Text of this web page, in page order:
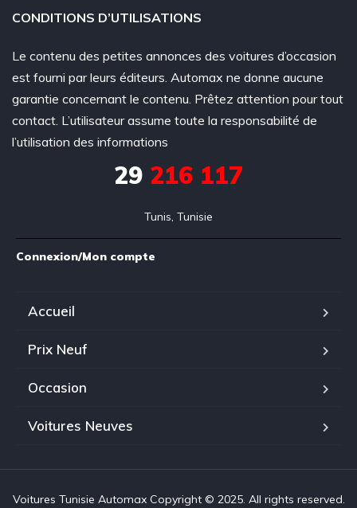
CONDITIONS D’UTILISATIONS
Le contenu des petites annonces des voitures d’occasion
est fourni par leurs éditeurs. Automax ne donne aucune
garantie concernant le contenu. Prêtez attention pour tout
contact. L’utilisateur assume toute la responsabilité de
l’utilisation des informations
29 216 117
Tunis, Tunisie
Connexion/Mon compte
Accueil
Prix Neuf
Occasion
Voitures Neuves
Voitures Tunisie Automax Copyright © 2025. All rights reserved.